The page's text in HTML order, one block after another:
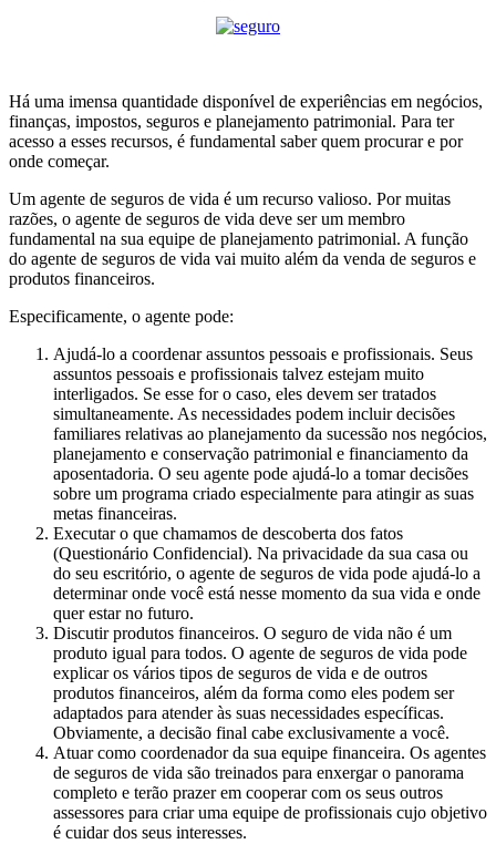
Há uma imensa quantidade disponível de experiências em negócios,
finanças, impostos, seguros e planejamento patrimonial. Para ter
acesso a esses recursos, é fundamental saber quem procurar e por
onde começar.
Um agente de seguros de vida é um recurso valioso. Por muitas
razões, o agente de seguros de vida deve ser um membro
fundamental na sua equipe de planejamento patrimonial. A função
do agente de seguros de vida vai muito além da venda de seguros e
produtos financeiros.
Especificamente, o agente pode:
Ajudá-lo a coordenar assuntos pessoais e profissionais. Seus
assuntos pessoais e profissionais talvez estejam muito
interligados. Se esse for o caso, eles devem ser tratados
simultaneamente. As necessidades podem incluir decisões
familiares relativas ao planejamento da sucessão nos negócios,
planejamento e conservação patrimonial e financiamento da
aposentadoria. O seu agente pode ajudá-lo a tomar decisões
sobre um programa criado especialmente para atingir as suas
metas financeiras.
Executar o que chamamos de descoberta dos fatos
(Questionário Confidencial). Na privacidade da sua casa ou
do seu escritório, o agente de seguros de vida pode ajudá-lo a
determinar onde você está nesse momento da sua vida e onde
quer estar no futuro.
Discutir produtos financeiros. O seguro de vida não é um
produto igual para todos. O agente de seguros de vida pode
explicar os vários tipos de seguros de vida e de outros
produtos financeiros, além da forma como eles podem ser
adaptados para atender às suas necessidades específicas.
Obviamente, a decisão final cabe exclusivamente a você.
Atuar como coordenador da sua equipe financeira. Os agentes
de seguros de vida são treinados para enxergar o panorama
completo e terão prazer em cooperar com os seus outros
assessores para criar uma equipe de profissionais cujo objetivo
é cuidar dos seus interesses.